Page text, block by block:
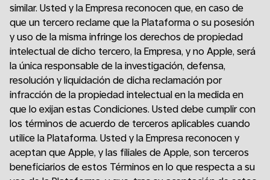
similar. Usted y la Empresa reconocen que, en caso de
que un tercero reclame que la Plataforma o su posesión
y uso de la misma infringe los derechos de propiedad
intelectual de dicho tercero, la Empresa, y no Apple, será
la única responsable de la investigación, defensa,
resolución y liquidación de dicha reclamación por
infracción de la propiedad intelectual en la medida en
que lo exijan estas Condiciones. Usted debe cumplir con
los términos de acuerdo de terceros aplicables cuando
utilice la Plataforma. Usted y la Empresa reconocen y
aceptan que Apple, y las filiales de Apple, son terceros
beneficiarios de estos Términos en lo que respecta a su